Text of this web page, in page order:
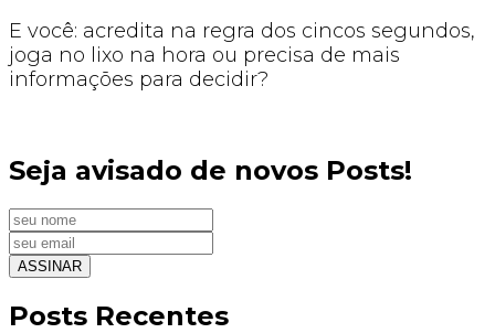
E você: acredita na regra dos cincos segundos,
joga no lixo na hora ou precisa de mais
informações para decidir?
Seja avisado de novos Posts!
Posts Recentes